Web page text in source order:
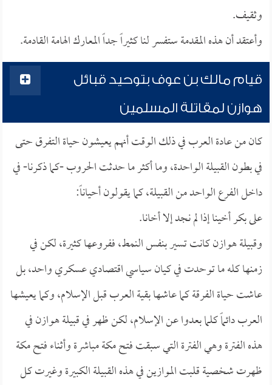
وثقيف.
وأعتقد أن هذه المقدمة ستفسر لنا كثيراً جداً المعارك الهامة القادمة.
قيام مالك بن عوف بتوحيد قبائل
هوازن لمقاتلة المسلمين
كان من عادة العرب في ذلك الوقت أنهم يعيشون حياة التفرق حتى
في بطون القبيلة الواحدة، وما أكثر ما حدثت الحروب -كما ذكرنا- في
داخل الفرع الواحد من القبيلة، كما يقولون أحياناً:
على بكر أخينا إذا لم نجد إلا أخانا.
وقبيلة هوازن كانت تسير بنفس النمط، ففروعها كثيرة، لكن في
زمنها كله ما توحدت في كيان سياسي اقتصادي عسكري واحد، بل
عاشت حياة الفرقة كما عاشها بقية العرب قبل الإسلام، وكما يعيشها
العرب دائماً كلما بعدوا عن الإسلام، لكن ظهر في قبيلة هوازن في
هذه الفترة وهي الفترة التي سبقت فتح مكة مباشرة وأثناء فتح مكة
ظهرت شخصية قلبت الموازين في هذه القبيلة الكبيرة وغيرت كل